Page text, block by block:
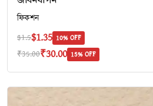
ফিকশন
$1.5$1.35 10% OFF
₹35.00₹30.00 15% OFF